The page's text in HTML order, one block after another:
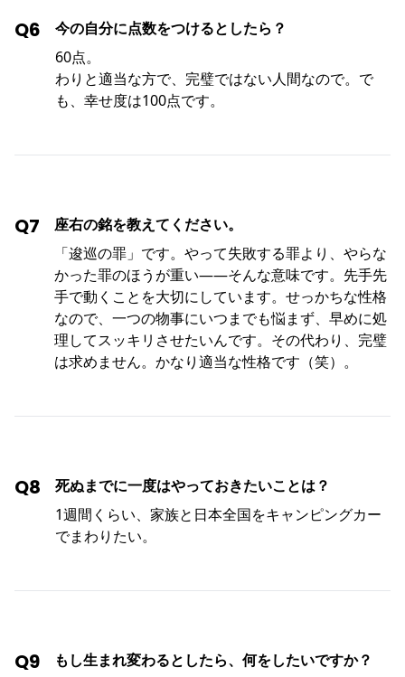
Q6
今の自分に点数をつけるとしたら？
60点。
わりと適当な方で、完璧ではない人間なので。で
も、幸せ度は100点です。
Q7
座右の銘を教えてください。
「逡巡の罪」です。やって失敗する罪より、やらな
かった罪のほうが重い――そんな意味です。先手先
手で動くことを大切にしています。せっかちな性格
なので、一つの物事にいつまでも悩まず、早めに処
理してスッキリさせたいんです。その代わり、完璧
は求めません。かなり適当な性格です（笑）。
Q8
死ぬまでに一度はやっておきたいことは？
1週間くらい、家族と日本全国をキャンピングカー
でまわりたい。
Q9
もし生まれ変わるとしたら、何をしたいですか？